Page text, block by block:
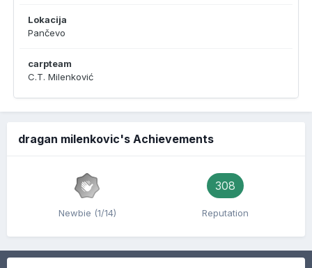
Lokacija
Pančevo
carpteam
C.T. Milenković
dragan milenkovic's Achievements
Newbie (1/14)
308
Reputation